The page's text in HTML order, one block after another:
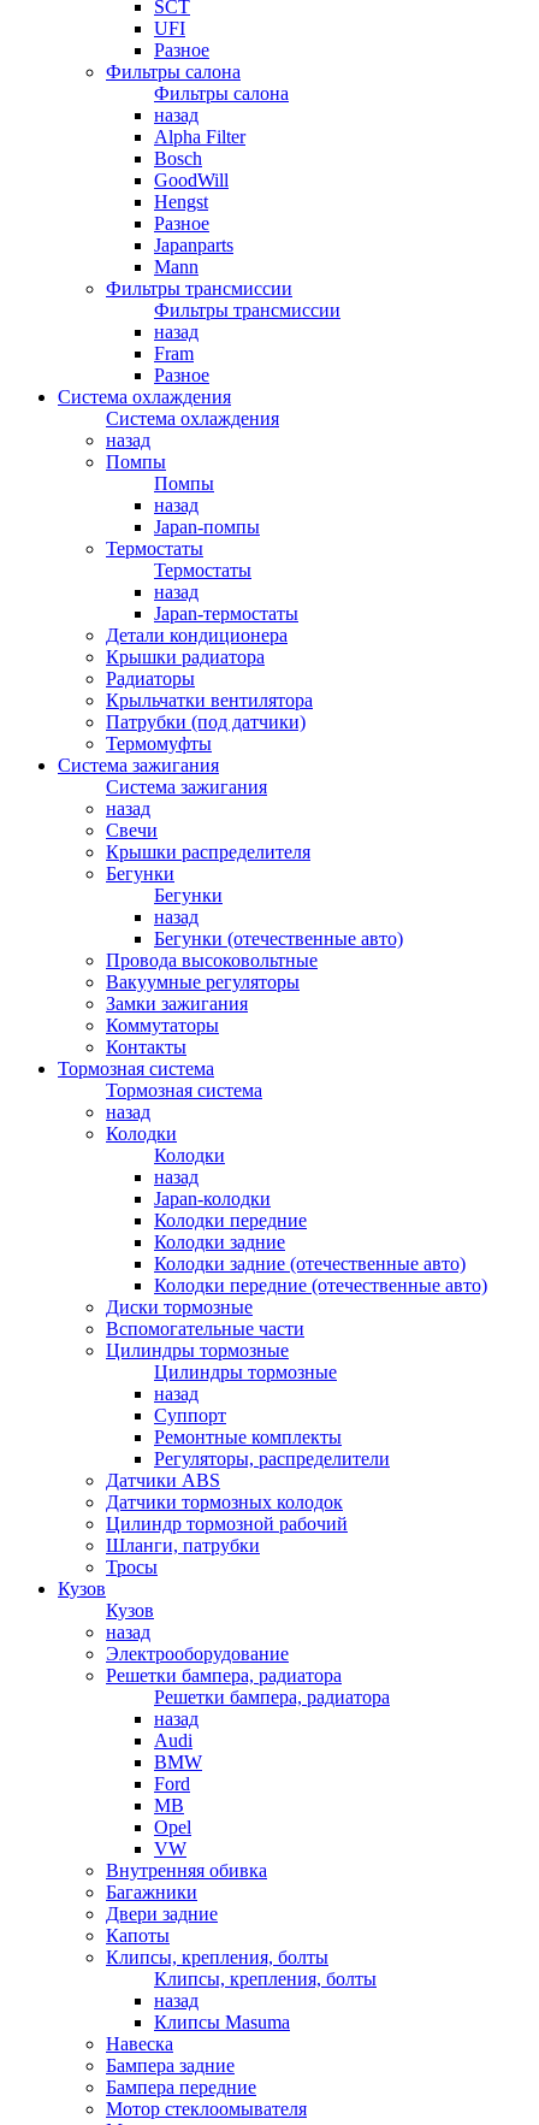
SCT
UFI
Разное
Фильтры салона
Фильтры салона
назад
Alpha Filter
Bosch
GoodWill
Hengst
Разное
Japanparts
Mann
Фильтры трансмиссии
Фильтры трансмиссии
назад
Fram
Разное
Система охлаждения
Система охлаждения
назад
Помпы
Помпы
назад
Japan-помпы
Термостаты
Термостаты
назад
Japan-термостаты
Детали кондиционера
Крышки радиатора
Радиаторы
Крыльчатки вентилятора
Патрубки (под датчики)
Термомуфты
Система зажигания
Система зажигания
назад
Свечи
Крышки распределителя
Бегунки
Бегунки
назад
Бегунки (отечественные авто)
Провода высоковольтные
Вакуумные регуляторы
Замки зажигания
Коммутаторы
Контакты
Тормозная система
Тормозная система
назад
Колодки
Колодки
назад
Japan-колодки
Колодки передние
Колодки задние
Колодки задние (отечественные авто)
Колодки передние (отечественные авто)
Диски тормозные
Вспомогательные части
Цилиндры тормозные
Цилиндры тормозные
назад
Суппорт
Ремонтные комплекты
Регуляторы, распределители
Датчики ABS
Датчики тормозных колодок
Цилиндр тормозной рабочий
Шланги, патрубки
Тросы
Кузов
Кузов
назад
Электрооборудование
Решетки бампера, радиатора
Решетки бампера, радиатора
назад
Audi
BMW
Ford
MB
Opel
VW
Внутренняя обивка
Багажники
Двери задние
Капоты
Клипсы, крепления, болты
Клипсы, крепления, болты
назад
Клипсы Masuma
Навеска
Бампера задние
Бампера передние
Мотор стеклоомывателя